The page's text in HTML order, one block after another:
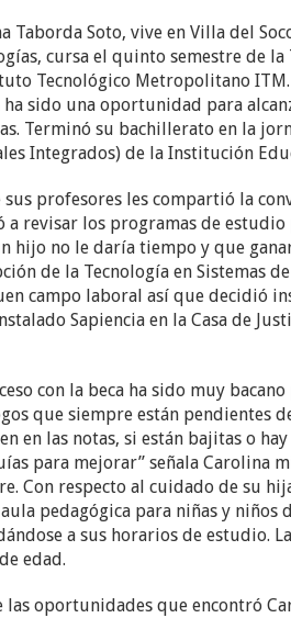
Taborda Soto, vive en Villa del
cursa el quinto semestre de
Tecnológico Metropolitano
ha sido una oportunidad para
Terminó su bachillerato en la
Integrados) de la Institución
sus profesores les compartió la
a revisar los programas de
hijo no le daría tiempo y que
de la Tecnología en Sistemas
campo laboral así que decidió
Sapiencia en la Casa de
con la beca ha sido muy
que siempre están pendientes
en las notas, si están bajitas o
para mejorar” señala Carolina
Con respecto al cuidado de su
pedagógica para niñas y niños
a sus horarios de estudio.
edad.
las oportunidades que encontró